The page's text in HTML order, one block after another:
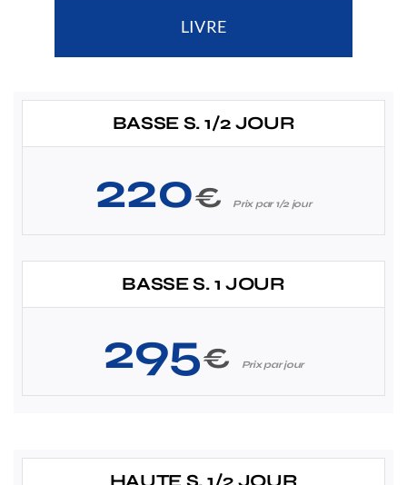
LIVRE
BASSE S. 1/2 JOUR
220€ Prix par 1/2 jour
BASSE S. 1 JOUR
295€ Prix par jour